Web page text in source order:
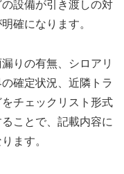
設備が引き渡しの対
確になります。
りの有無、シロアリ
確定状況、近隣トラ
チェックリスト形式
ことで、記載内容に
ます。